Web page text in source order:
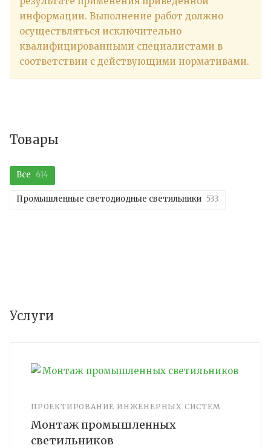
информации. Выполнение работ должно
осуществляться исключительно
квалифицированными специалистами в
соответствии с действующими нормативами.
Товары
Все 614
Промышленные светодиодные светильники 533
Услуги
ПРОЕКТИРОВАНИЕ ИНЖЕНЕРНЫХ СИСТЕМ
Монтаж промышленных
светильников